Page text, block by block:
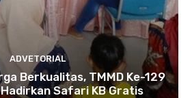
ADVETORIAL
Berkualitas, TMMD Ke-129
Safari KB Gratis